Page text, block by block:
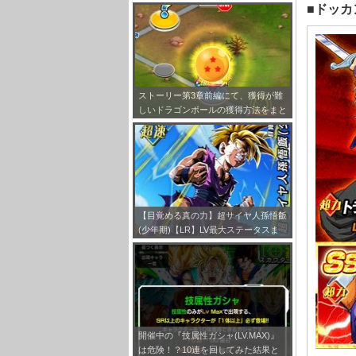
キャラクター評価まとめ
ストーリー第3章前編にて、獲得が難
しいドラゴンボールの獲得方法をまと
めてみました！
【目覚める真の力】超サイヤ人孫悟飯
(少年期)【LR】LV最大ステータスま
とめ！
開催中の『技属性ガシャ(LV.MAX)』
は危険！？10連を回してみた結果と
■ドッカ